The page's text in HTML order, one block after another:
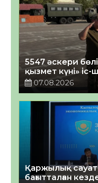
5547 әскери
қызмет күні» іс-
07.08.2026
Қаржылық
бағытталған